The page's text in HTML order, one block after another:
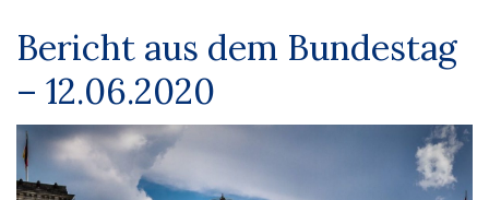
Bericht aus dem Bundestag
– 12.06.2020